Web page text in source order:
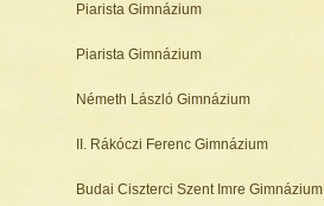
Piarista Gimnázium
Piarista Gimnázium
Németh László Gimnázium
II. Rákóczi Ferenc Gimnázium
Budai Ciszterci Szent Imre Gimnázium